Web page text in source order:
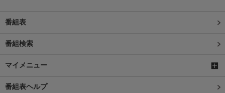
番組表
番組検索
マイメニュー
番組表ヘルプ